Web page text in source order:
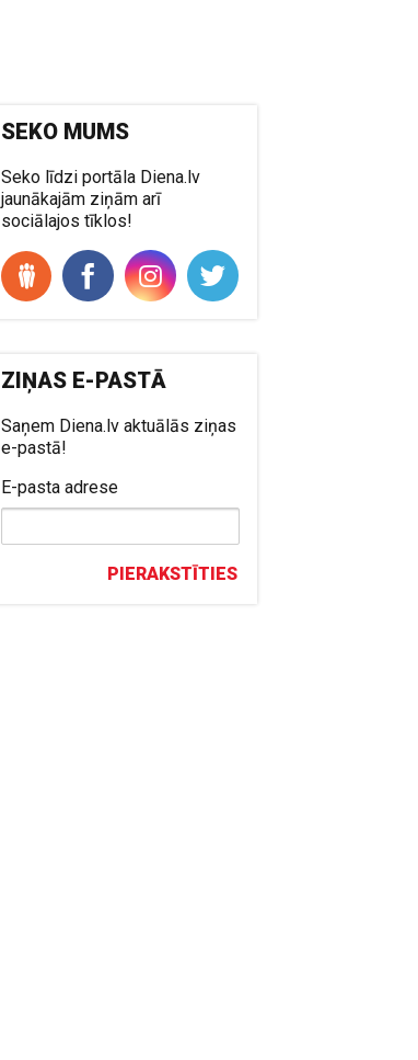
SEKO MUMS
Seko līdzi portāla Diena.lv
jaunākajām ziņām arī
sociālajos tīklos!
ZIŅAS E-PASTĀ
Saņem Diena.lv aktuālās ziņas
e-pastā!
E-pasta adrese
PIERAKSTĪTIES